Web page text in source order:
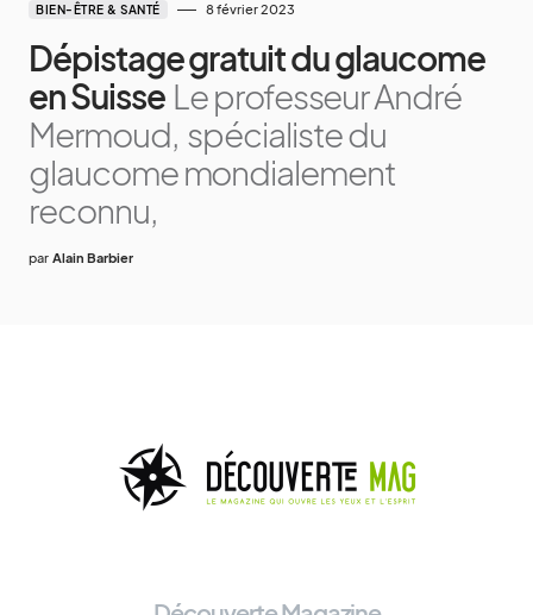
BIEN-ÊTRE & SANTÉ 8 février 2023
Dépistage gratuit du glaucome
en Suisse Le professeur André
Mermoud, spécialiste du
glaucome mondialement
reconnu,
par Alain Barbier